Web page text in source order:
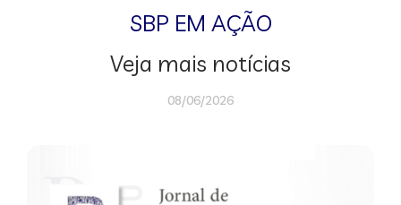
SBP EM AÇÃO
Veja mais notícias
08/06/2026